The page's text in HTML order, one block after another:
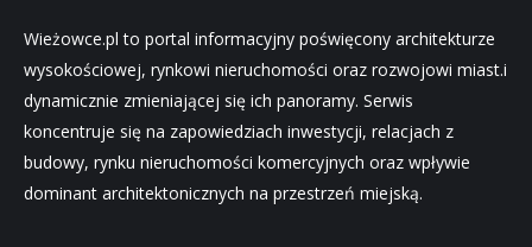
Wieżowce.pl to portal informacyjny poświęcony architekturze
wysokościowej, rynkowi nieruchomości oraz rozwojowi miast.i
dynamicznie zmieniającej się ich panoramy. Serwis
koncentruje się na zapowiedziach inwestycji, relacjach z
budowy, rynku nieruchomości komercyjnych oraz wpływie
dominant architektonicznych na przestrzeń miejską.